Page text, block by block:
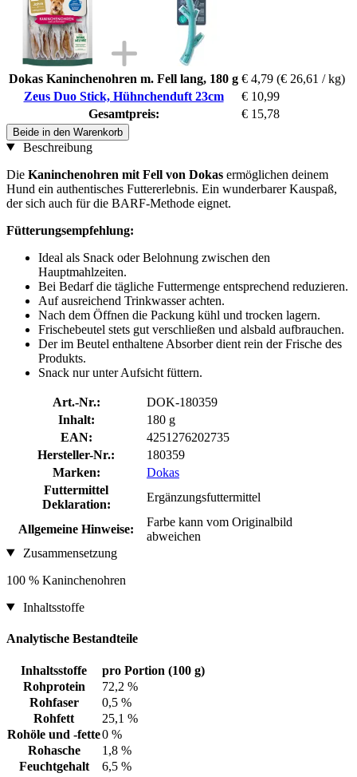
Dokas Kaninchenohren m. Fell lang, 180 g € 4,79 (€ 26,61 / kg)
Zeus Duo Stick, Hühnchenduft 23cm
€ 10,99
Gesamtpreis:
€ 15,78
Beide in den Warenkorb
Beschreibung
Die Kaninchenohren mit Fell von Dokas ermöglichen deinem
Hund ein authentisches Futtererlebnis. Ein wunderbarer Kauspaß,
der sich auch für die BARF-Methode eignet.
Fütterungsempfehlung:
Ideal als Snack oder Belohnung zwischen den
Hauptmahlzeiten.
Bei Bedarf die tägliche Futtermenge entsprechend reduzieren.
Auf ausreichend Trinkwasser achten.
Nach dem Öffnen die Packung kühl und trocken lagern.
Frischebeutel stets gut verschließen und alsbald aufbrauchen.
Der im Beutel enthaltene Absorber dient rein der Frische des
Produkts.
Snack nur unter Aufsicht füttern.
Art.-Nr.:
DOK-180359
Inhalt:
180 g
EAN:
4251276202735
Hersteller-Nr.:
180359
Marken:
Dokas
Futtermittel
Deklaration:
Ergänzungsfuttermittel
Allgemeine Hinweise:
Farbe kann vom Originalbild
abweichen
Zusammensetzung
100 % Kaninchenohren
Inhaltsstoffe
Analytische Bestandteile
Inhaltsstoffe
pro Portion (100 g)
Rohprotein
72,2 %
Rohfaser
0,5 %
Rohfett
25,1 %
Rohöle und -fette0 %
Rohasche
1,8 %
Feuchtgehalt
6,5 %